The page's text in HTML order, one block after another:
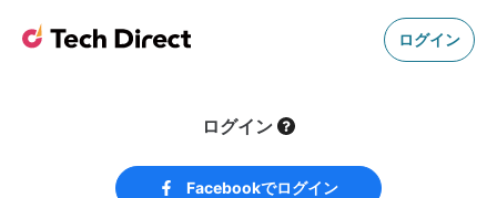
ログイン
ログイン
Facebookでログイン